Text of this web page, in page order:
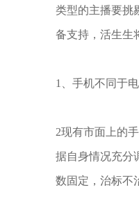
类型的主播要挑
备支持，活生生
1、手机不同于
2现有市面上的
据自身情况充分
数固定，治标不